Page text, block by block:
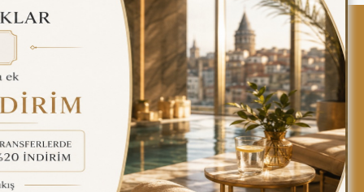
Gizlilik Politikası Türkçe